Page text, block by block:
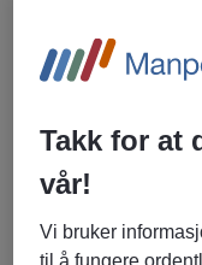
Hva inspirerte deg
Jeg trives godt med
hatt en interesse for
hvordan
Takk for at
vår!
Vi bruker
til å fungere